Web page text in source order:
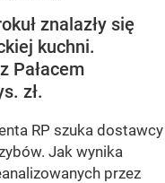
znalazły się
kuchni.
Pałacem
zł.
RP szuka dostawcy
Jak wynika
przez